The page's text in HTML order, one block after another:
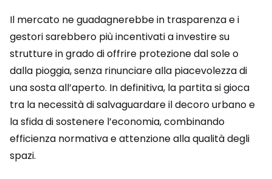
Il mercato ne guadagnerebbe in trasparenza e i
gestori sarebbero più incentivati a investire su
strutture in grado di offrire protezione dal sole o
dalla pioggia, senza rinunciare alla piacevolezza di
una sosta all’aperto. In definitiva, la partita si gioca
tra la necessità di salvaguardare il decoro urbano e
la sfida di sostenere l’economia, combinando
efficienza normativa e attenzione alla qualità degli
spazi.